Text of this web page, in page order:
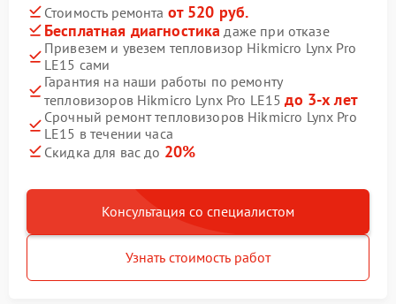
Стоимость ремонта от 520 руб.
Бесплатная диагностика даже при отказе
Привезем и увезем тепловизор Hikmicro Lynx Pro
LE15 сами
Гарантия на наши работы по ремонту
тепловизоров Hikmicro Lynx Pro LE15до 3-х лет
Срочный ремонт тепловизоров Hikmicro Lynx Pro
LE15 в течении часа
Скидка для вас до 20%
Консультация со специалистом
Узнать стоимость работ